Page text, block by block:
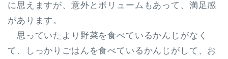
に思えますが、意外とボリュームもあって、満足感
があります。
思っていたより野菜を食べているかんじがなく
て、しっかりごはんを食べているかんじがして、お